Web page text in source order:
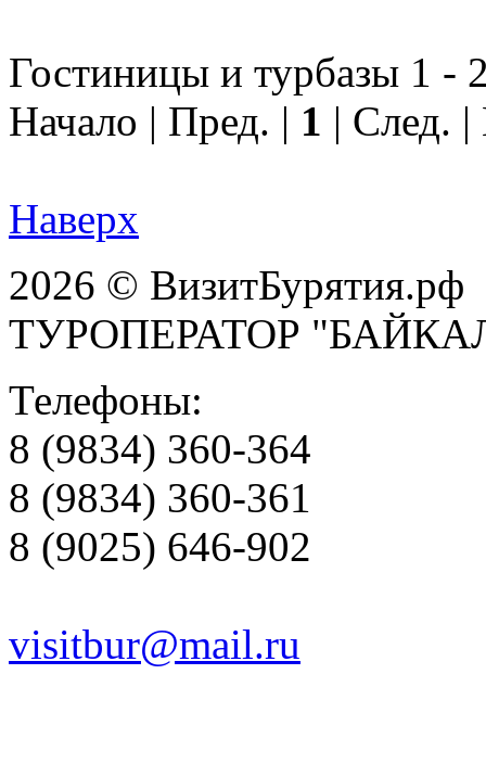
Гостиницы и турбазы 1 -
Начало | Пред. | 1 | След.
Наверх
2026 © ВизитБурятия.рф
ТУРОПЕРАТОР
Телефоны:
8 (9834) 360-364
8 (9834) 360-361
8 (9025) 646-902
visitbur@mail.ru